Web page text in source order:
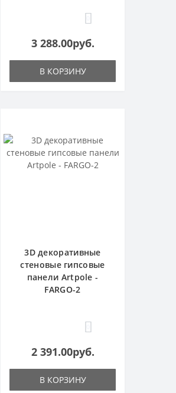
3 288.00руб.
В КОРЗИНУ
3D декоративные
стеновые гипсовые
панели Artpole -
FARGO-2
2 391.00руб.
В КОРЗИНУ